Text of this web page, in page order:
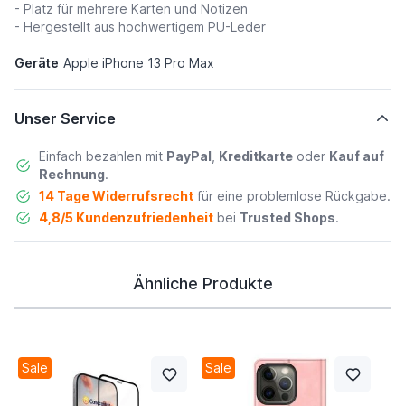
- Platz für mehrere Karten und Notizen
- Hergestellt aus hochwertigem PU-Leder
Geräte Apple iPhone 13 Pro Max
Unser Service
Einfach bezahlen mit PayPal Kreditkarteoder Kauf auf
Rechnung.
14 Tage Widerrufsrechtfür eine problemlose Rückgabe.
4,8/5 Kundenzufriedenheitbei Trusted Shops.
Ähnliche Produkte
Sale Sale